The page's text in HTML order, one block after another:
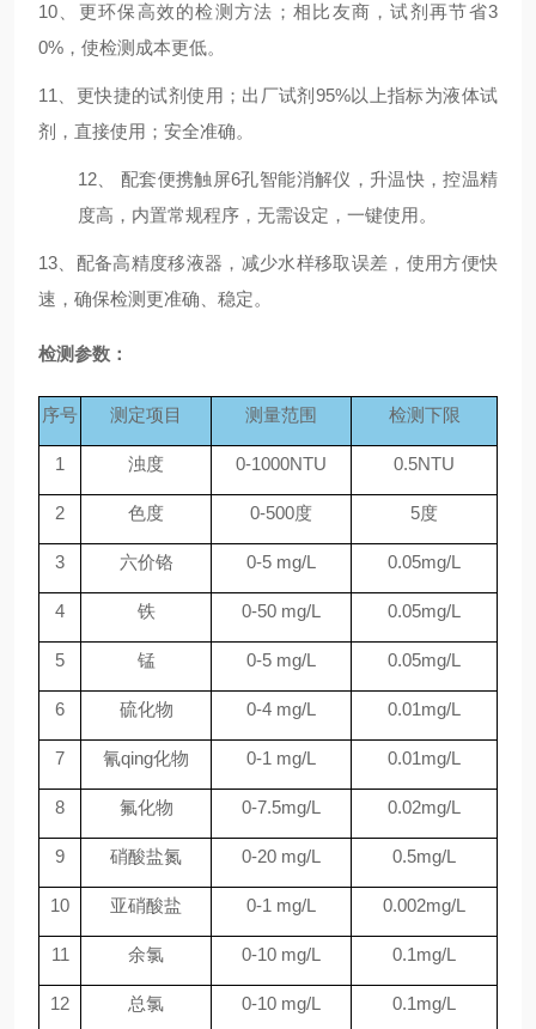
10、更环保高效的检测方法；相比友商，试剂再节省3
0%，使检测成本更低。
11、更快捷的试剂使用；出厂试剂95%以上指标为液体试
剂，直接使用；安全准确。
12、配套便携触屏6孔智能消解仪，升温快，控温精
度高，内置常规程序，无需设定，一键使用。
13、配备高精度移液器，减少水样移取误差，使用方便快
速，确保检测更准确、稳定。
检测参数 ：
序号 测定项目 测量范围 检测下限
1 浊度 0-1000NTU 0.5NTU
2 色度 0-500度 5度
3 六价铬 0-5 mg/L 0.05mg/L
4 铁 0-50 mg/L 0.05mg/L
5 锰 0-5 mg/L 0.05mg/L
6 硫化物 0-4 mg/L 0.01mg/L
7 氰qing化物 0-1 mg/L 0.01mg/L
8 氟化物 0-7.5mg/L 0.02mg/L
9 硝酸盐氮 0-20 mg/L 0.5mg/L
10 亚硝酸盐 0-1 mg/L 0.002mg/L
11 余氯 0-10 mg/L 0.1mg/L
12 总氯 0-10 mg/L 0.1mg/L